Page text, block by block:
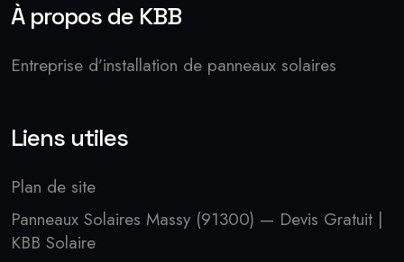
À propos de KBB
Entreprise d’installation de panneaux solaires
Liens utiles
Plan de site
Panneaux Solaires Massy (91300) — Devis Gratuit |
KBB Solaire